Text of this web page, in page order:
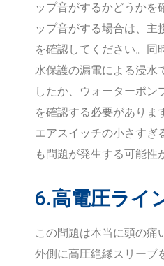
ップ音がするかどうかを
ップ音がする場合は、主
を確認してください。同
水保護の漏電による浸水
したか、ウォーターポン
を確認する必要がありま
エアスイッチの小さすぎ
も問題が発生する可能性
6.高電圧ライ
この問題は本当に頭の痛
外側に高圧絶縁スリーブ